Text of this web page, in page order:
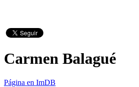
Carmen Balagué
Página en ImDB